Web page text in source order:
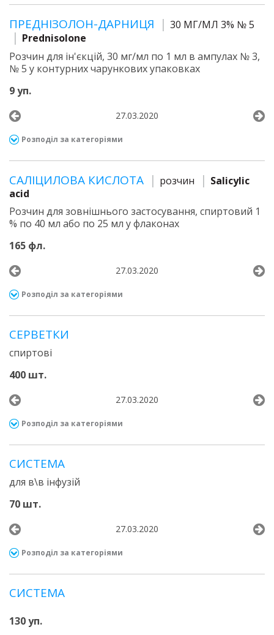
ПРЕДНІЗОЛОН-ДАРНИЦЯ
30 МГ/МЛ 3% № 5
Prednisolone
Розчин для ін'єкцій, 30 мг/мл по 1 мл в ампулах № 3,
№ 5 у контурних чарункових упаковках
9 уп.
27.03.2020
Розподіл за категоріями
САЛІЦИЛОВА КИСЛОТА розчин
Salicylic
acid
Розчин для зовнішнього застосування, спиртовий 1
% по 40 мл або по 25 мл у флаконах
165 фл.
27.03.2020
Розподіл за категоріями
СЕРВЕТКИ
спиртові
400 шт.
27.03.2020
Розподіл за категоріями
СИСТЕМА
для в\в інфузій
70 шт.
27.03.2020
Розподіл за категоріями
СИСТЕМА
130 уп.